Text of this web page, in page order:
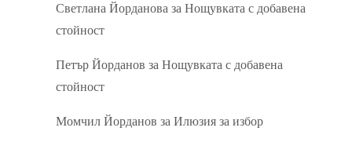
Светлана Йорданова заНощувката с добавена
стойност
Петър Йорданов заНощувката с добавена
стойност
Момчил Йорданов заИлюзия за избор